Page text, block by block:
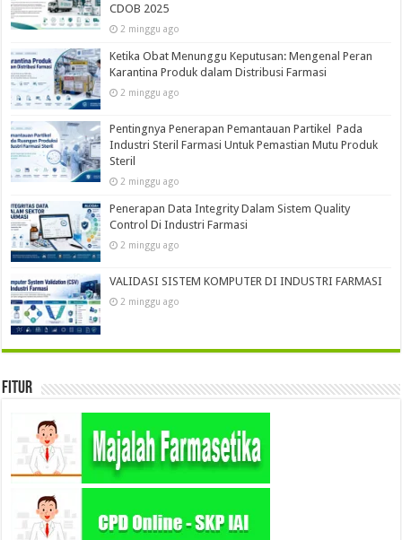
CDOB 2025
2 minggu ago
Ketika Obat Menunggu Keputusan: Mengenal Peran
Karantina Produk dalam Distribusi Farmasi
2 minggu ago
Pentingnya Penerapan Pemantauan Partikel Pada
Industri Steril Farmasi Untuk Pemastian Mutu Produk
Steril
2 minggu ago
Penerapan Data Integrity Dalam Sistem Quality
Control Di Industri Farmasi
2 minggu ago
VALIDASI SISTEM KOMPUTER DI INDUSTRI FARMASI
2 minggu ago
Fitur